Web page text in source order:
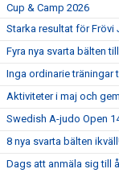
Cup & Camp 2026
Starka resultat för Frövi
Fyra nya svarta bälten
Inga ordinarie träningar
Aktiviteter i maj och
Swedish A-judo Open
8 nya svarta bälten ikväll!
Dags att anmäla sig till